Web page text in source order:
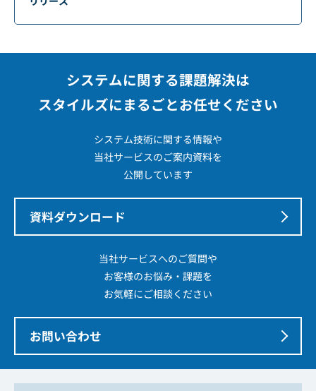
システムに関する課題解決は
スタイルズにまるごとお任せください
システム技術に関する情報や
当社サービスのご案内資料を
公開しています
資料ダウンロード
当社サービスへのご質問や
お客様のお悩み・課題を
お気軽にご相談ください
お問い合わせ